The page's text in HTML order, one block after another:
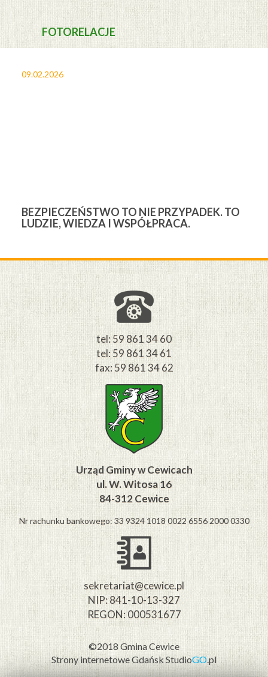
FOTORELACJE
09.02.2026
BEZPIECZEŃSTWO TO NIE PRZYPADEK. TO
LUDZIE, WIEDZA I WSPÓŁPRACA.
tel: 59 861 34 60
tel: 59 861 34 61
fax: 59 861 34 62
Urząd Gminy w Cewicach
ul. W. Witosa 16
84-312 Cewice
Nr rachunku bankowego: 33 9324 1018 0022 6556 2000 0330
sekretariat@cewice.pl
NIP: 841-10-13-327
REGON: 000531677
©2018 Gmina Cewice
Strony internetowe GdańskStudioGO.pl